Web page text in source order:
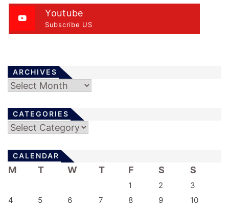
Youtube
Subscribe US
ARCHIVES
Archives
CATEGORIES
Categories
CALENDAR
M T W T F S S
1 2
3
4
5 6 7 8 9
10